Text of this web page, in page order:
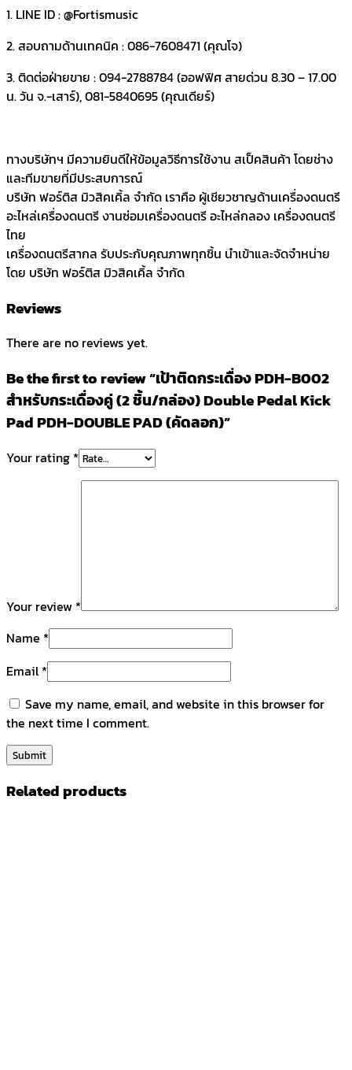
(คัด
ลอก)
1. LINE ID : @Fortismusic
2. สอบถามด้านเทคนิค : 086-7608471 (คุณโจ)
3. ติดต่อฝ่ายขาย : 094-2788784 (ออฟฟิศ สายด่วน 8.30 – 17.00
น. วัน จ.-เสาร์), 081-5840695 (คุณเดียร์)
ทางบริษัทฯ มีความยินดีให้ข้อมูลวิธีการใช้งาน สเป็คสินค้า โดยช่าง
และทีมขายที่มีประสบการณ์
บริษัท ฟอร์ติส มิวสิคเคิ้ล จำกัด เราคือ ผู้เชียวชาญด้านเครื่องดนตรี
อะไหล่เครื่องดนตรี งานซ่อมเครื่องดนตรี อะไหล่กลอง เครื่องดนตรี
ไทย
เครื่องดนตรีสากล รับประกับคุณภาพทุกชิ้น นำเข้าและจัดจำหน่าย
โดย บริษัท ฟอร์ติส มิวสิคเคิ้ล จำกัด
Reviews
There are no reviews yet.
Be the first to review “เป้าติดกระเดื่อง PDH-B002
สำหรับกระเดื่องคู่ (2 ชิ้น/กล่อง) Double Pedal Kick
Pad PDH-DOUBLE PAD (คัดลอก)”
Your rating *
Your review *
Name *
Email*
Save my name, email, and website in this browser for
the next time I comment.
Related products